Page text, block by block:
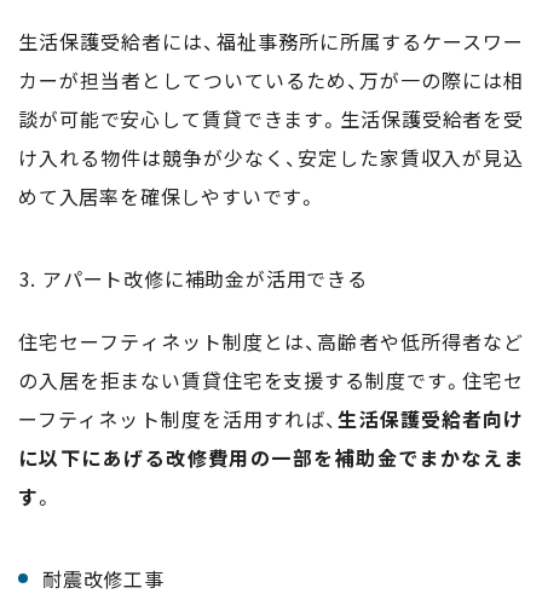
生活保護受給者には、福祉事務所に所属するケースワー
カーが担当者としてついているため、万が一の際には相
談が可能で安心して賃貸できます。生活保護受給者を受
け入れる物件は競争が少なく、安定した家賃収入が見込
めて入居率を確保しやすいです。
アパート改修に補助金が活用できる
住宅セーフティネット制度とは、高齢者や低所得者など
の入居を拒まない賃貸住宅を支援する制度です。住宅セ
ーフティネット制度を活用すれば、生活保護受給者向け
に以下にあげる改修費用の一部を補助金でまかなえま
す。
耐震改修工事